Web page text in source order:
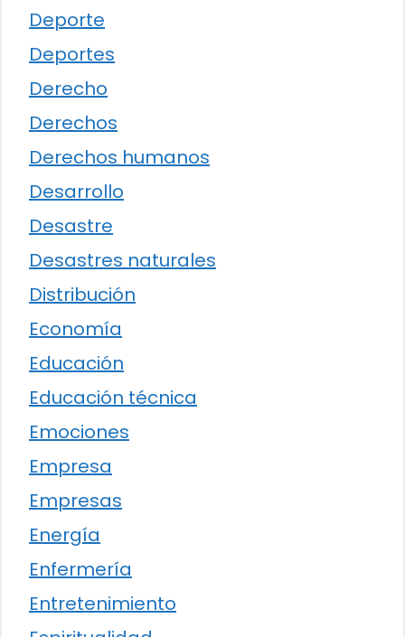
Deporte
Deportes
Derecho
Derechos
Derechos humanos
Desarrollo
Desastre
Desastres naturales
Distribución
Economía
Educación
Educación técnica
Emociones
Empresa
Empresas
Energía
Enfermería
Entretenimiento